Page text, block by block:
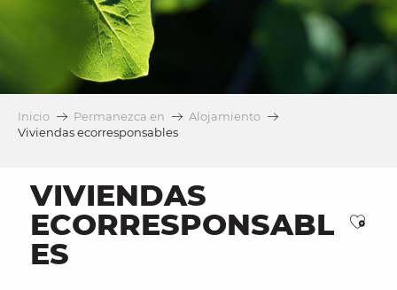
Inicio Permanezca en
Alojamiento
Viviendas ecorresponsables
VIVIENDAS
ECORRESPONSABL
ES